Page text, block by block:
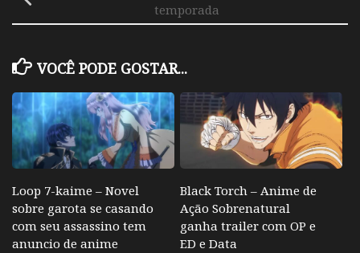
temporada
VOCÊ PODE GOSTAR...
Loop 7-kaime – Novel
sobre garota se casando
com seu assassino tem
anuncio de anime
Black Torch – Anime de
Ação Sobrenatural
ganha trailer com OP e
ED e Data